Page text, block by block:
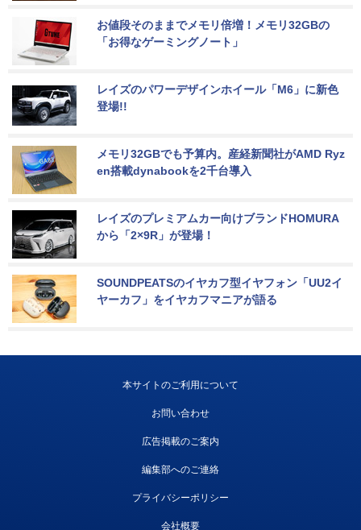
お値段そのままでメモリ倍増！メモリ32GBの
「お得なゲーミングノート」
レイズのパワーデザインホイール「M6」に新色
登場!!
メモリ32GBでも予算内。産経新聞社がAMD Ryz
en搭載dynabookを2千台導入
レイズのプレミアムカー向けブランドHOMURA
から「2×9R」が登場！
SOUNDPEATSのイヤカフ型イヤフォン「UU2イ
ヤーカフ」をイヤカフマニアが語る
本サイトのご利用について
お問い合わせ
広告掲載のご案内
編集部へのご連絡
プライバシーポリシー
会社概要